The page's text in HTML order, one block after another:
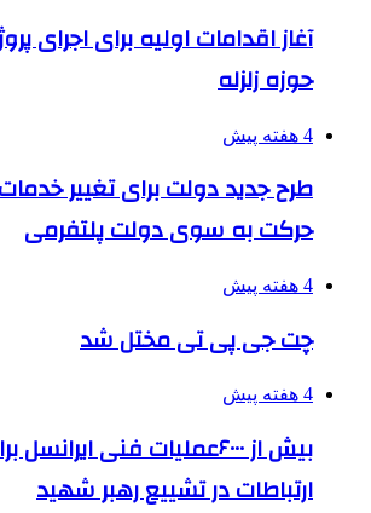
آغاز اقدامات اولیه برای اجرای
حوزه زلزله
4 هفته پیش
طرح جدید دولت برای تغییر
حرکت به سوی دولت پلتفرمی
4 هفته پیش
چت جی پی تی مختل شد
4 هفته پیش
بیش از ۶۰۰۰عملیات فنی
ارتباطات در تشییع رهبر شهید